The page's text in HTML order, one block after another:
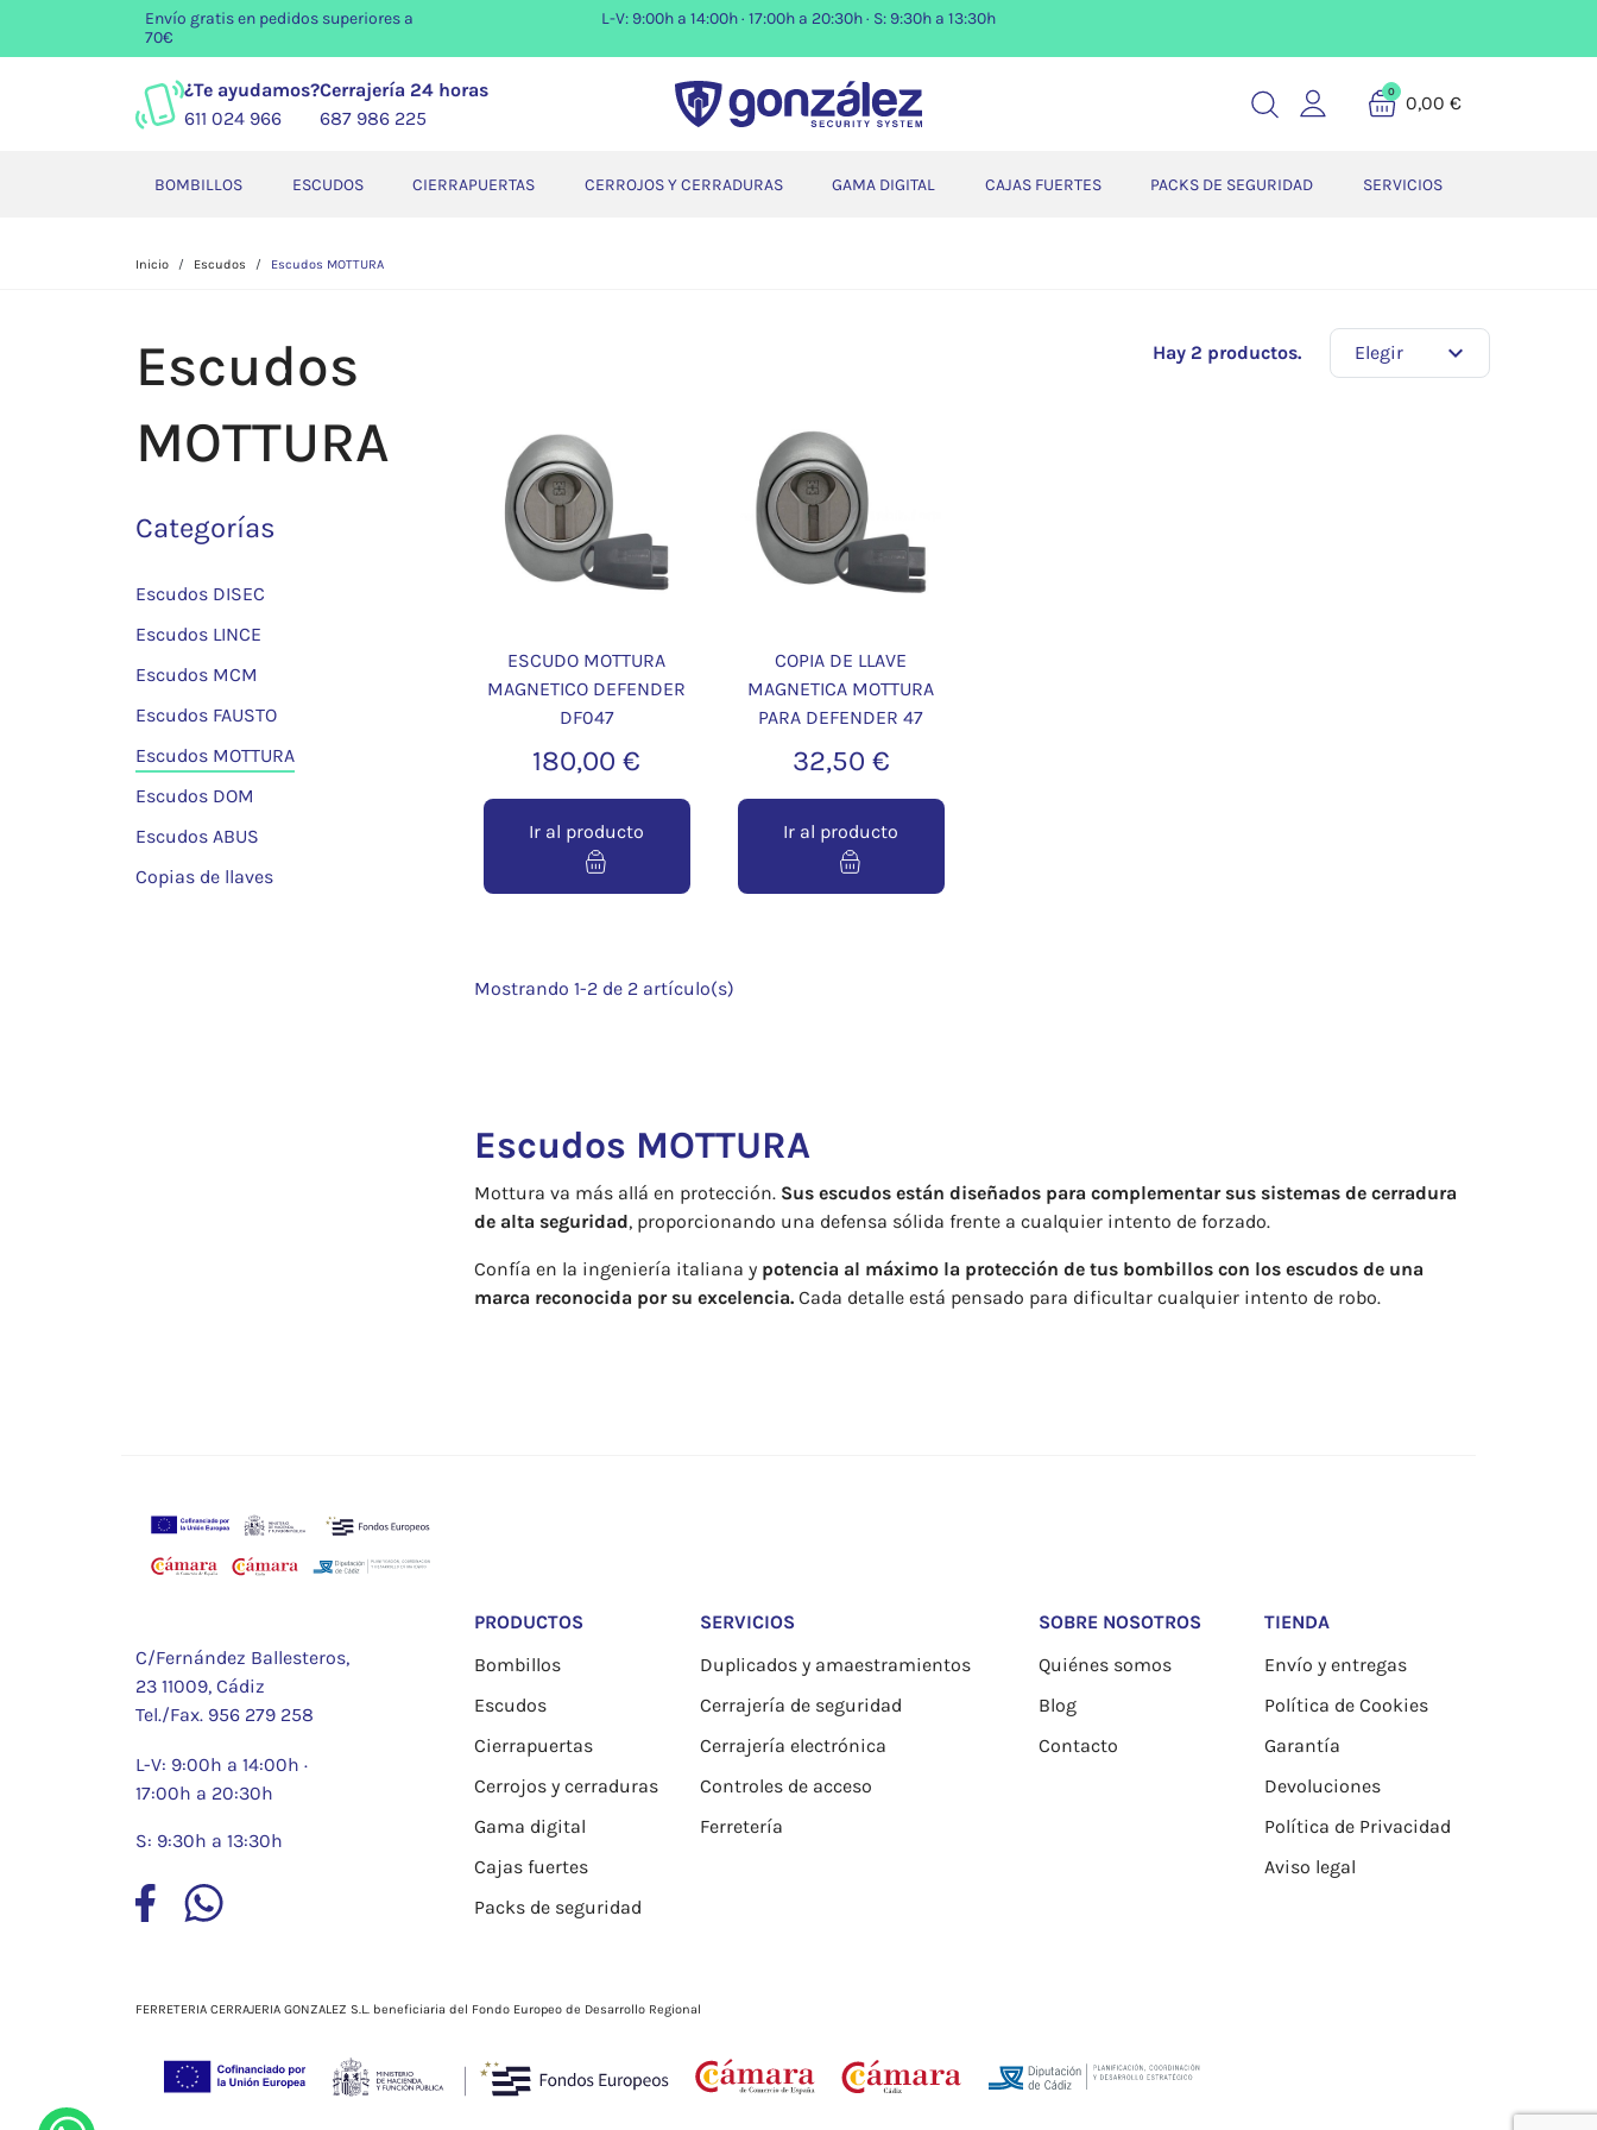
Envío gratisen pedidos superiores a
70€
L-V: 9:00h a 14:00h · 17:00h a 20:30h · S: 9:30h a 13:30h
¿Te ayudamos?
611 024 966
Cerrajería 24 horas
687 986 225
0 0,00 €
BOMBILLOS ESCUDOS CIERRAPUERTAS CERROJOS Y CERRADURAS GAMA DIGITAL CAJAS FUERTES PACKS DE SEGURIDAD SERVICIOS
Inicio Escudos Escudos MOTTURA
Escudos
MOTTURA
Categorías
Escudos DISEC
Escudos LINCE
Escudos MCM
Escudos FAUSTO
Escudos MOTTURA
Escudos DOM
Escudos ABUS
Copias de llaves
Hay 2 productos. Elegir expand_more
ESCUDO MOTTURA
MAGNETICO DEFENDER
DF047
180,00 €
Ir al producto
COPIA DE LLAVE
MAGNETICA MOTTURA
PARA DEFENDER 47
32,50 €
Ir al producto
Mostrando 1-2 de 2 artículo(s)
Escudos MOTTURA
Mottura va más allá en protección. Sus escudos están diseñados para complementar sus sistemas de cerradura
de alta seguridad, proporcionando una defensa sólida frente a cualquier intento de forzado.
Confía en la ingeniería italiana y potencia al máximo la protección de tus bombillos con los escudos de una
marca reconocida por su excelencia. Cada detalle está pensado para dificultar cualquier intento de robo.
C/Fernández Ballesteros,
23 11009, Cádiz
Tel./Fax. 956 279 258
L-V: 9:00h a 14:00h ·
17:00h a 20:30h
S: 9:30h a 13:30h
PRODUCTOS
Bombillos
Escudos
Cierrapuertas
Cerrojos y cerraduras
Gama digital
Cajas fuertes
Packs de seguridad
SERVICIOS
Duplicados y amaestramientos
Cerrajería de seguridad
Cerrajería electrónica
Controles de acceso
Ferretería
SOBRE NOSOTROS
Quiénes somos
Blog
Contacto
TIENDA
Envío y entregas
Política de Cookies
Garantía
Devoluciones
Política de Privacidad
Aviso legal
FERRETERIA CERRAJERIA GONZALEZ S.L. beneficiaria del Fondo Europeo de Desarrollo Regional